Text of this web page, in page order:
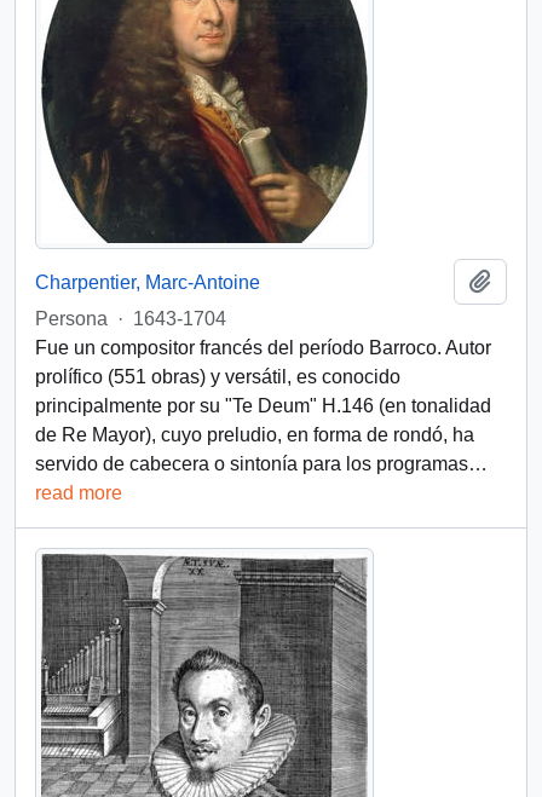
Charpentier, Marc-Antoine
Persona
· 1643-1704
Fue un compositor francés del período Barroco. Autor
prolífico (551 obras) y versátil, es conocido
principalmente por su "Te Deum" H.146 (en tonalidad
de Re Mayor), cuyo preludio, en forma de rondó, ha
servido de cabecera o sintonía para los programas…
read more